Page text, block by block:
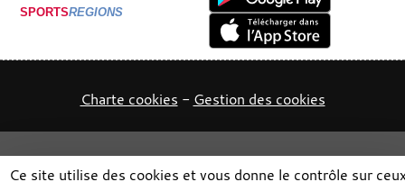
SPORTSREGIONS
Charte cookies Gestion des cookies
Ce site utilise des cookies et vous donne le contrôle sur